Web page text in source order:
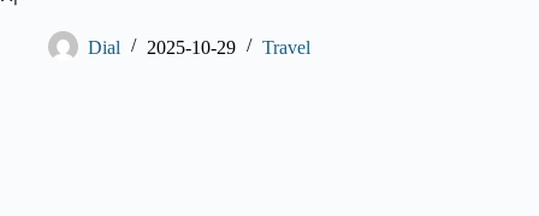
Dial 2025-10-29 Travel